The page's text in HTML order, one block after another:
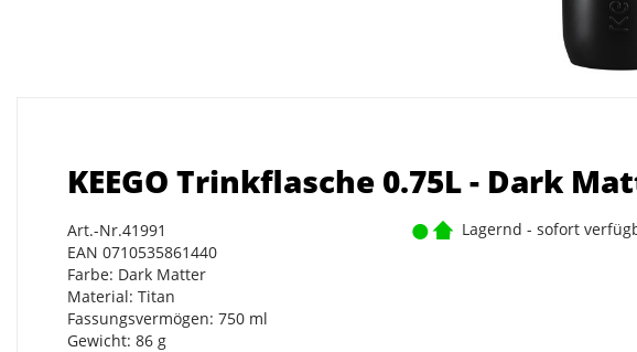
KEEGO Trinkflasche 0.75L - Dark
Art.-Nr.41991
EAN 0710535861440
Farbe: Dark Matter
Material: Titan
Fassungsvermögen: 750 ml
Gewicht: 86 g
Lagernd - sofort